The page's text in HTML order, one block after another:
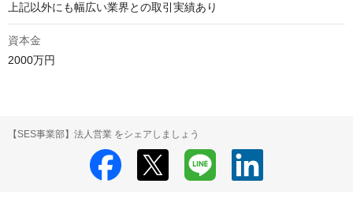
上記以外にも幅広い業界との取引実績あり
資本金
2000万円
【SES事業部】法人営業 をシェアしましょう